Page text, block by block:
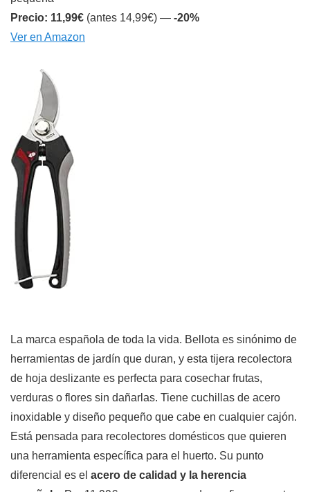
Precio: 11,99€ (antes 14,99€) — -20%
Ver en Amazon
La marca española de toda la vida. Bellota es sinónimo de
herramientas de jardín que duran, y esta tijera recolectora
de hoja deslizante es perfecta para cosechar frutas,
verduras o flores sin dañarlas. Tiene cuchillas de acero
inoxidable y diseño pequeño que cabe en cualquier cajón.
Está pensada para recolectores domésticos que quieren
una herramienta específica para el huerto. Su punto
diferencial es el acero de calidad y la herencia